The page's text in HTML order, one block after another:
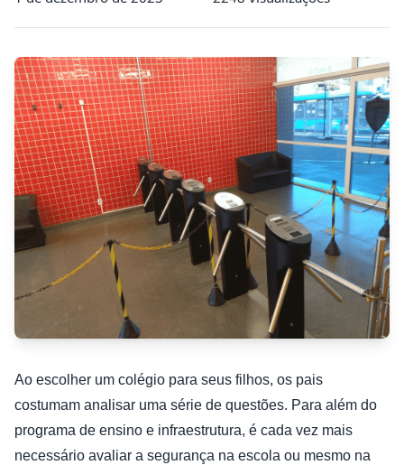
Ao escolher um colégio para seus filhos, os pais
costumam analisar uma série de questões. Para além do
programa de ensino e infraestrutura, é cada vez mais
necessário avaliar a segurança na escola ou mesmo na